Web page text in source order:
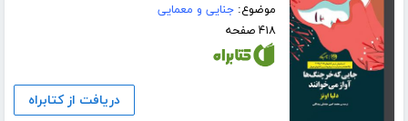
موضوع:جنایی و معمایی
۴۱۸ صفحه
دریافت از کتابراه